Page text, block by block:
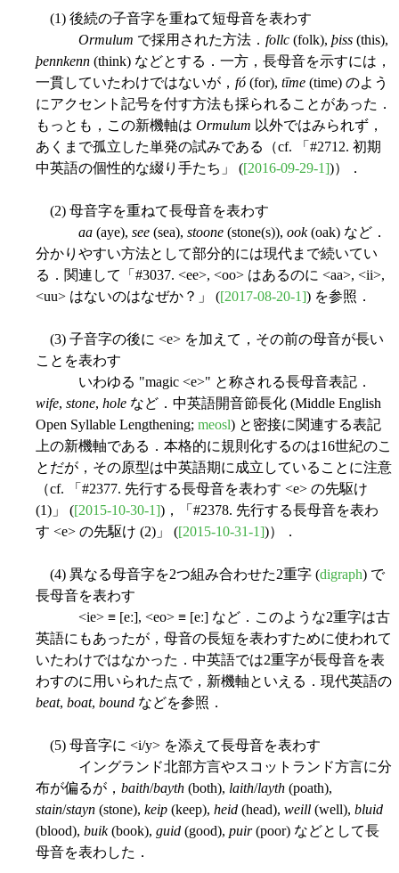
(1) 後続の子音字を重ねて短母音を表わす
Ormulum で採用された方法． follc (folk), þiss (this),
þennkenn (think) などとする．一方，長母音を示すには，
一貫していたわけではないが， fó (for), tīme (time) のよう
にアクセント記号を付す方法も採られることがあった．
もっとも，この新機軸は Ormulum 以外ではみられず，
あくまで孤立した単発の試みである（cf. 「#2712. 初期
中英語の個性的な綴り手たち」 ([2016-09-29-1])）．
(2) 母音字を重ねて長母音を表わす
aa (aye), see (sea), stoone (stone(s)), ook(oak) など．
分かりやすい方法として部分的には現代まで続いてい
る．関連して「#3037. <ee>, <oo> はあるのに <aa>, <ii>,
<uu> はないのはなぜか？」 ([2017-08-20-1]) を参照．
(3) 子音字の後に <e> を加えて，その前の母音が長い
ことを表わす
いわゆる "magic <e>" と称される長母音表記．
wife, stone, hole など．中英語開音節長化 (Middle English
Open Syllable Lengthening; meosl) と密接に関連する表記
上の新機軸である．本格的に規則化するのは16世紀のこ
とだが，その原型は中英語期に成立していることに注意
（cf. 「#2377. 先行する長母音を表わす <e> の先駆け
(1)」 ([2015-10-30-1])，「#2378. 先行する長母音を表わ
す <e> の先駆け (2)」 ([2015-10-31-1])）．
(4) 異なる母音字を2つ組み合わせた2重字 (digraph) で
長母音を表わす
<ie> ≡ [eː], <eo> ≡ [eː] など．このような2重字は古
英語にもあったが，母音の長短を表わすために使われて
いたわけではなかった．中英語では2重字が長母音を表
わすのに用いられた点で，新機軸といえる．現代英語の
beat, boat, bound などを参照．
(5) 母音字に <i/y> を添えて長母音を表わす
イングランド北部方言やスコットランド方言に分
布が偏るが， baith/bayth (both), laith/layth (poath),
stain/stayn (stone), keip (keep), heid (head), weill (well), bluid
(blood), buik(book), guid (good), puir(poor) などとして長
母音を表わした．